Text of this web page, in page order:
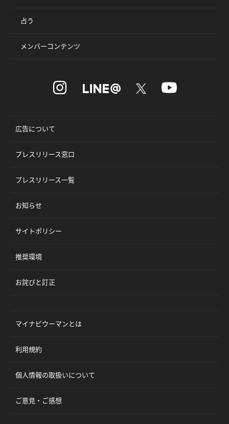
占う
メンバーコンテンツ
広告について
プレスリリース窓口
プレスリリース一覧
お知らせ
サイトポリシー
推奨環境
お詫びと訂正
マイナビウーマンとは
利用規約
個人情報の取扱いについて
ご意見・ご感想